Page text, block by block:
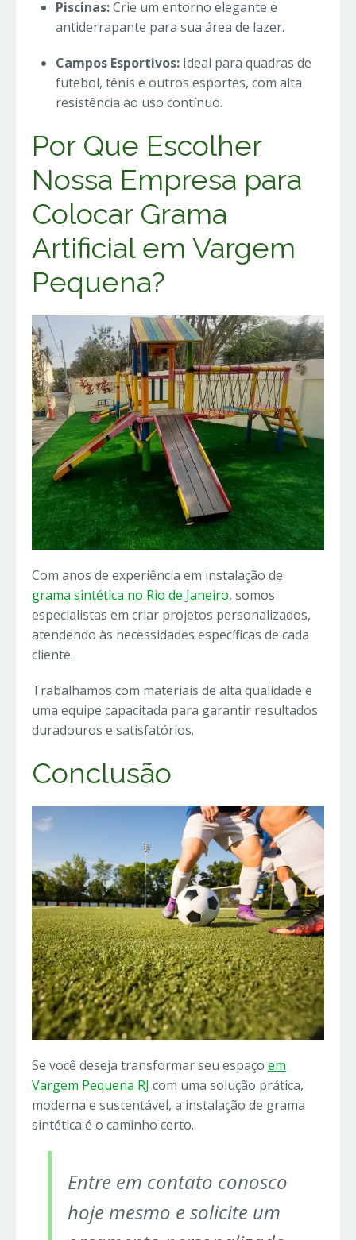
Piscinas:Crie um entorno elegante e
antiderrapante para sua área de lazer.
Campos Esportivos: Ideal para quadras de
futebol, tênis e outros esportes, com alta
resistência ao uso contínuo.
Por Que Escolher
Nossa Empresa para
Colocar Grama
Artificial em Vargem
Pequena?
Com anos de experiência em instalação de
grama sintética no Rio de Janeiro, somos
especialistas em criar projetos personalizados,
atendendo às necessidades específicas de cada
cliente.
Trabalhamos com materiais de alta qualidade e
uma equipe capacitada para garantir resultados
duradouros e satisfatórios.
Conclusão
Se você deseja transformar seu espaço em
Vargem Pequena RJ com uma solução prática,
moderna e sustentável, a instalação de grama
sintética é o caminho certo.
Entre em contato conosco
hoje mesmo e solicite um